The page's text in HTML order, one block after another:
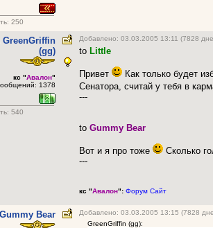
250
GreenGriffin
(gg)
кс "Авалон"
1378
540
Добавлено: 03.03.2005 13:11 (7828
to Little
Привет
Как только будет
Сенатора, считай у тебя в
---
to Gummy Bear
Вот и я про тоже
Сколько
---
кс "Авалон": Форум Сайт
Gummy Bear
Добавлено: 03.03.2005 13:15 (7828
GreenGriffin (gg):